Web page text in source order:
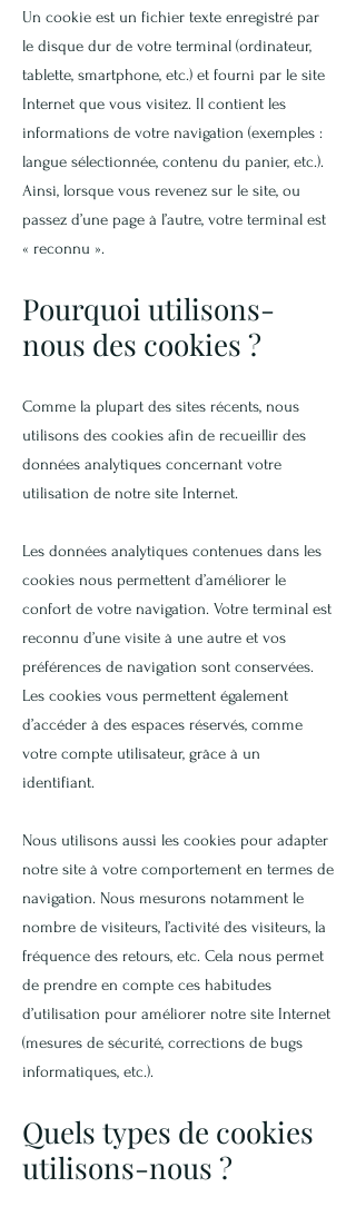
Un cookie est un fichier texte enregistré par
le disque dur de votre terminal (ordinateur,
tablette, smartphone, etc.) et fourni par le site
Internet que vous visitez. Il contient les
informations de votre navigation (exemples :
langue sélectionnée, contenu du panier, etc.).
Ainsi, lorsque vous revenez sur le site, ou
passez d’une page à l’autre, votre terminal est
« reconnu ».
Pourquoi utilisons-
nous des cookies ?
Comme la plupart des sites récents, nous
utilisons des cookies afin de recueillir des
données analytiques concernant votre
utilisation de notre site Internet.
Les données analytiques contenues dans les
cookies nous permettent d’améliorer le
confort de votre navigation. Votre terminal est
reconnu d’une visite à une autre et vos
préférences de navigation sont conservées.
Les cookies vous permettent également
d’accéder à des espaces réservés, comme
votre compte utilisateur, grâce à un
identifiant.
Nous utilisons aussi les cookies pour adapter
notre site à votre comportement en termes de
navigation. Nous mesurons notamment le
nombre de visiteurs, l’activité des visiteurs, la
fréquence des retours, etc. Cela nous permet
de prendre en compte ces habitudes
d’utilisation pour améliorer notre site Internet
(mesures de sécurité, corrections de bugs
informatiques, etc.).
Quels types de cookies
utilisons-nous ?